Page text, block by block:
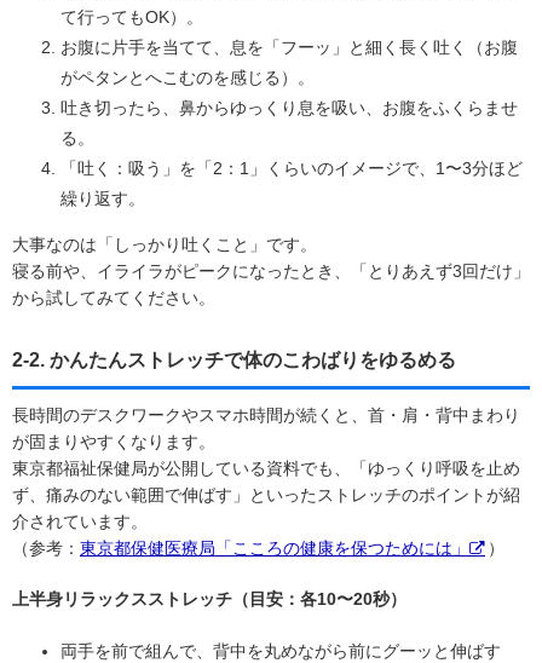
て行ってもOK）。
お腹に片手を当てて、息を「フーッ」と細く長く吐く（お腹
がペタンとへこむのを感じる）。
吐き切ったら、鼻からゆっくり息を吸い、お腹をふくらませ
る。
「吐く：吸う」を「2：1」くらいのイメージで、1〜3分ほど
繰り返す。
大事なのは「しっかり吐くこと」です。
寝る前や、イライラがピークになったとき、「とりあえず3回だけ」
から試してみてください。
2-2. かんたんストレッチで体のこわばりをゆるめる
長時間のデスクワークやスマホ時間が続くと、首・肩・背中まわり
が固まりやすくなります。
東京都福祉保健局が公開している資料でも、「ゆっくり呼吸を止め
ず、痛みのない範囲で伸ばす」といったストレッチのポイントが紹
介されています。
（参考： 東京都保健医療局「こころの健康を保つためには」 ）
上半身リラックスストレッチ（目安：各10〜20秒）
両手を前で組んで、背中を丸めながら前にグーッと伸ばす